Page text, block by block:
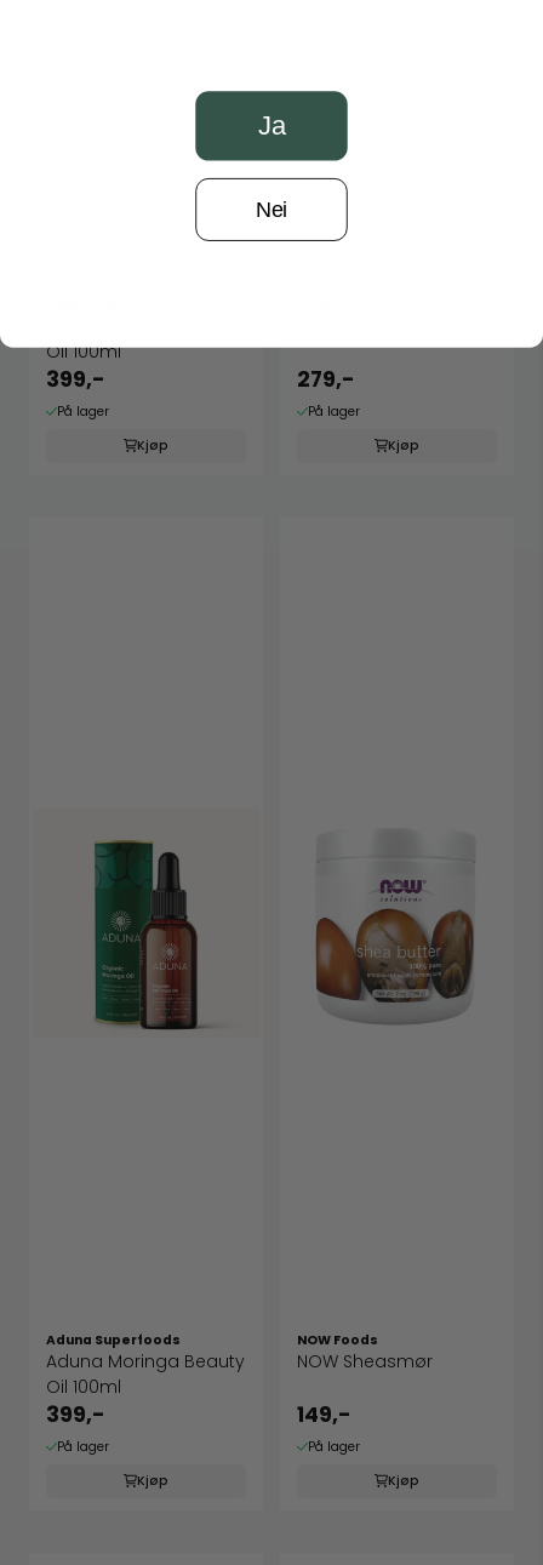
Oil 100ml
399,-
På lager
Kjøp
279,-
På lager
Kjøp
Aduna Superfoods
Aduna Moringa Beauty
Oil 100ml
399,-
På lager
Kjøp
NOW Foods
NOW Sheasmør
149,-
På lager
Kjøp
Ja
Nei